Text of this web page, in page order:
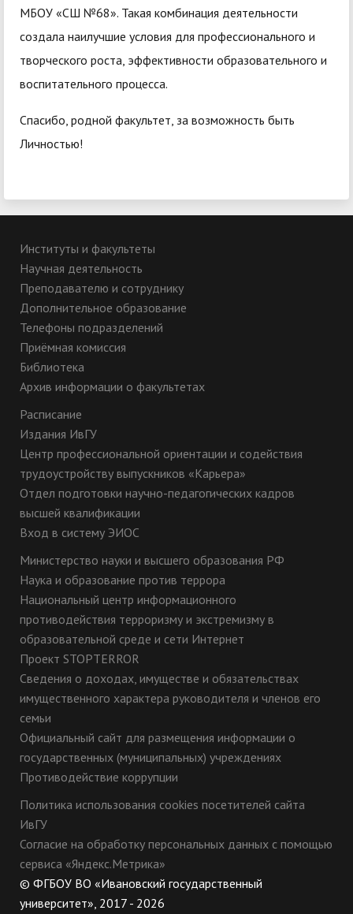
МБОУ «СШ №68». Такая комбинация деятельности
создала наилучшие условия для профессионального и
творческого роста, эффективности образовательного и
воспитательного процесса.
Спасибо, родной факультет, за возможность быть
Личностью!
Институты и факультеты
Научная деятельность
Преподавателю и сотруднику
Дополнительное образование
Телефоны подразделений
Приёмная комиссия
Библиотека
Архив информации о факультетах
Расписание
Издания ИвГУ
Центр профессиональной ориентации и содействия
трудоустройству выпускников «Карьера»
Отдел подготовки научно-педагогических кадров
высшей квалификации
Вход в систему ЭИОС
Министерство науки и высшего образования РФ
Наука и образование против террора
Национальный центр информационного
противодействия терроризму и экстремизму в
образовательной среде и сети Интернет
Проект STOPTERROR
Сведения о доходах, имуществе и обязательствах
имущественного характера руководителя и членов его
семьи
Официальный сайт для размещения информации о
государственных (муниципальных) учреждениях
Противодействие коррупции
Политика использования cookies посетителей сайта
ИвГУ
Согласие на обработку персональных данных с помощью
сервиса «Яндекс.Метрика»
© ФГБОУ ВО «Ивановский государственный
университет», 2017 - 2026